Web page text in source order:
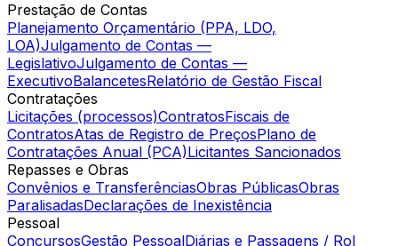
Prestação de Contas
Planejamento Orçamentário (PPA, LDO,
LOA)Julgamento de Contas —
LegislativoJulgamento de Contas —
ExecutivoBalancetesRelatório de Gestão Fiscal
Contratações
Licitações (processos)ContratosFiscais de
ContratosAtas de Registro de PreçosPlano de
Contratações Anual (PCA)Licitantes Sancionados
Repasses e Obras
Convênios e TransferênciasObras PúblicasObras
ParalisadasDeclarações de Inexistência
Pessoal
ConcursosGestão PessoalDiárias e Passagens / Rol